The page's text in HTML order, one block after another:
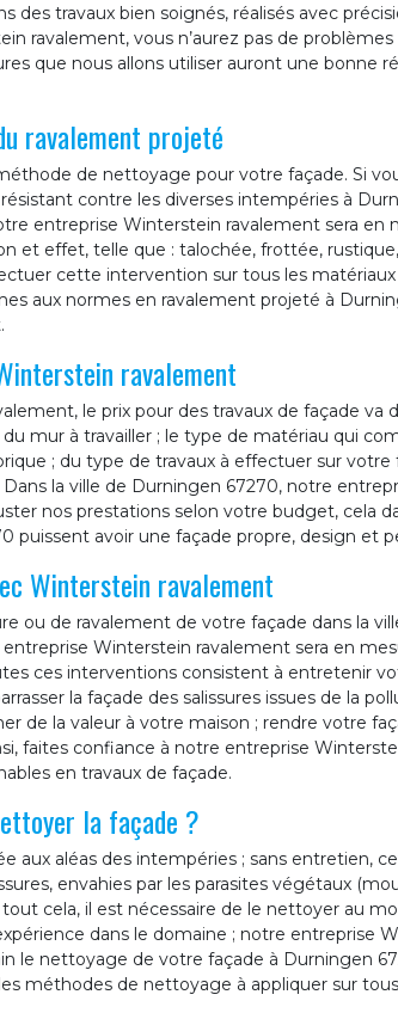
des travaux bien soignés, réalisés avec
ravalement, vous n’aurez pas de
que nous allons utiliser auront une bonne
ravalement projeté
de nettoyage pour votre façade. Si
contre les diverses intempéries à
entreprise Winterstein ravalement sera en
et effet, telle que : talochée, frottée,
cette intervention sur tous les matériaux
aux normes en ravalement projeté à
ravalement
le prix pour des travaux de façade va
mur à travailler ; le type de matériau qui
; du type de travaux à effectuer sur votre
la ville de Durningen 67270, notre
nos prestations selon votre budget, cela
puissent avoir une façade propre, design et
Winterstein ravalement
ou de ravalement de votre façade dans la
Winterstein ravalement sera en
ces interventions consistent à entretenir
la façade des salissures issues de la
de la valeur à votre maison ; rendre votre
faites confiance à notre entreprise
en travaux de façade.
la façade ?
aux aléas des intempéries ; sans entretien,
envahies par les parasites végétaux
cela, il est nécessaire de le nettoyer au
dans le domaine ; notre entreprise
le nettoyage de votre façade à Durningen
méthodes de nettoyage à appliquer sur